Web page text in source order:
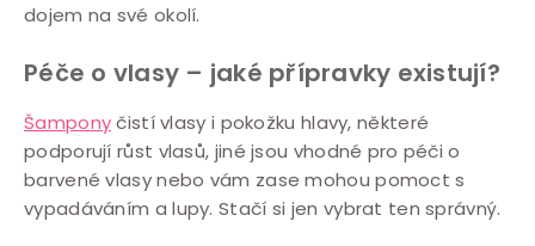
dojem na své okolí.
Péče o vlasy – jaké přípravky existují?
Šamponyčistí vlasy i pokožku hlavy, některé
podporují růst vlasů, jiné jsou vhodné pro péči o
barvené vlasy nebo vám zase mohou pomoct s
vypadáváním a lupy. Stačí si jen vybrat ten správný.